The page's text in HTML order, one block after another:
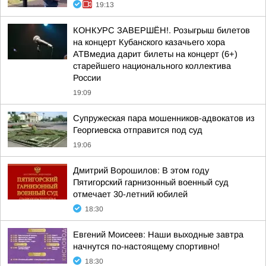
19:13
КОНКУРС ЗАВЕРШЁН!. Розыгрыш билетов
на концерт Кубанского казачьего хора
АТВмедиа дарит билеты на концерт (6+)
старейшего национального коллектива
России
19:09
Супружеская пара мошенников-адвокатов из
Георгиевска отправится под суд
19:06
Дмитрий Ворошилов: В этом году
Пятигорский гарнизонный военный суд
отмечает 30-летний юбилей
18:30
Евгений Моисеев: Наши выходные завтра
начнутся по-настоящему спортивно!
18:30